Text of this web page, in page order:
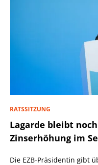
RATSSITZUNG
Lagarde bleibt
Zinserhöhung im
Die EZB-Präsidentin gibt